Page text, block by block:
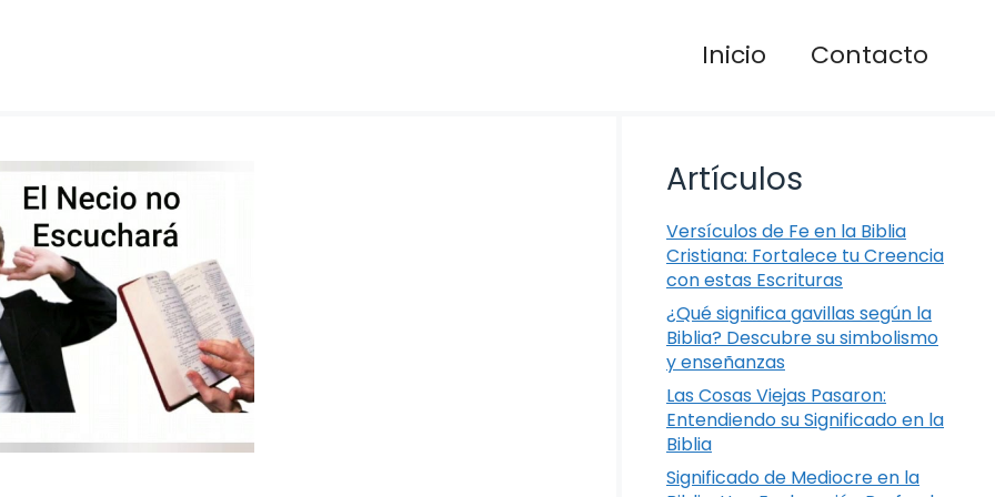
Inicio Contacto
Artículos
Versículos de Fe en la Biblia
Cristiana: Fortalece tu Creencia
con estas Escrituras
¿Qué significa gavillas según la
Biblia? Descubre su simbolismo
y enseñanzas
Las Cosas Viejas Pasaron:
Entendiendo su Significado en la
Biblia
Significado de Mediocre en la